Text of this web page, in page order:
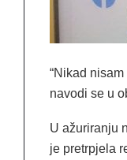
“Nikad
navodi se u
U ažuriranju
je pretrpjela